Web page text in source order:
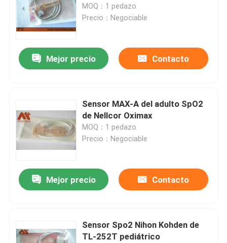
MOQ：1 pedazo
Precio：Negociable
Mejor precio Contacto
Sensor MAX-A del adulto SpO2
de Nellcor Oximax
MOQ：1 pedazo
Precio：Negociable
Mejor precio Contacto
Sensor Spo2 Nihon Kohden de
TL-252T pediátrico